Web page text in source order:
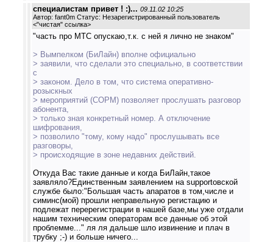
специалистам привет ! :)... 09.11.02 10:25
Автор: fant0m Статус: Незарегистрированный пользователь
<"чистая" ссылка>
"часть про МТС опускаю,т.к. с ней я лично не знаком"
> Вымпелком (БиЛайн) вполне официально
> заявили, что сделали это специально, в соответствии
с
> законом. Дело в том, что система оперативно-
розыскных
> мероприятий (СОРМ) позволяет прослушать разговор
абонента,
> только зная конкретный номер. А отключение
шифрования,
> позволило "тому, кому надо" прослушывать все
разговоры,
> происходящие в зоне недавних действий.
Откуда Вас такие данные и когда БиЛайн,такое
заявляло?Единственным заявлением на supportовской
службе было:"Большая часть апаратов в том,числе и
симинс(мой) прошли неправельную регистацию и
подлежат перерегистрации в нашей базе,мы уже отдали
нашим техническим операторам все данные об этой
проблемме..." ля ля дальше шло извинение и плач в
трубку ;-) и больше ничего...